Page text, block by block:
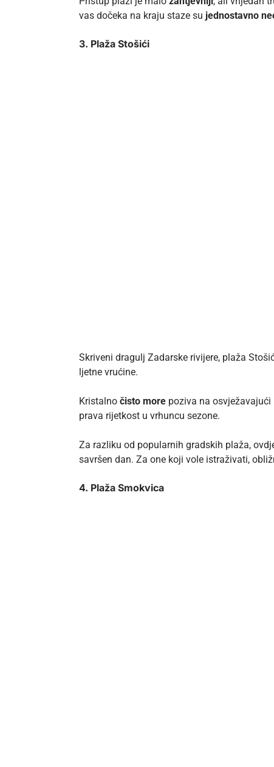
vas dočeka na kraju staze su jednostavno
3. Plaža Stošići
Skriveni dragulj Zadarske rivijere, plaža
ljetne vrućine.
Kristalno čisto more poziva na osvježavajući
prava rijetkost u vrhuncu sezone.
Za razliku od popularnih gradskih plaža,
savršen dan. Za one koji vole istraživati,
4. Plaža Smokvica